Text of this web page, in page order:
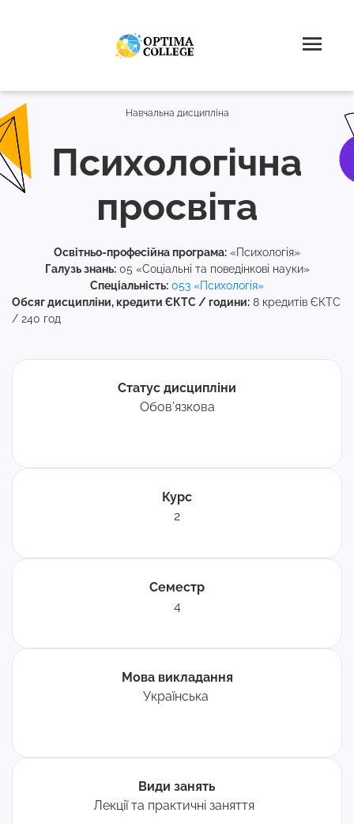
Навчальна дисципліна
Психологічна
просвіта
Освітньо-професійна програма: «Психологія»
Галузь знань:05 «Соціальні та поведінкові науки»
Спеціальність: 053 «Психологія»
Обсяг дисципліни, кредити ЄКТС / години: 8 кредитів ЄКТС
/ 240 год
Статус дисципліни
Обов’язкова
Курс
2
Семестр
4
Мова викладання
Українська
Види занять
Лекції та практичні заняття